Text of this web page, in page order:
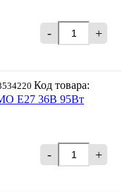
- +
Код товара:
Е27 36В 95Вт
- +